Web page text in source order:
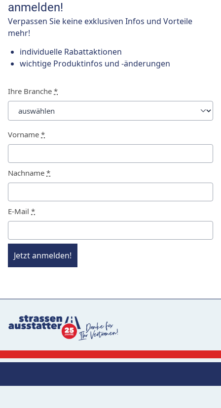
anmelden!
Verpassen Sie keine exklusiven Infos und Vorteile
mehr!
individuelle Rabattaktionen
wichtige Produktinfos und -änderungen
Ihre Branche *
Vorname *
Nachname *
E-Mail *
Jetzt anmelden!